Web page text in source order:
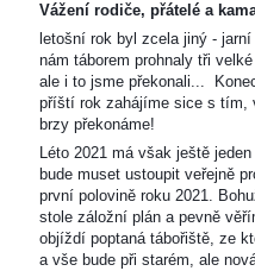
Vážení rodiče, přátelé a
letošní rok byl zcela jiný -
nám táborem prohnaly tři
ale i to jsme překonali...
příští rok zahájíme sice s tím,
brzy překonáme!
Léto 2021 má však ještě
bude muset ustoupit veřejně
první polovině roku 2021.
stole záložní plán a pevně
objíždí poptaná tábořiště, ze
a vše bude při starém, ale